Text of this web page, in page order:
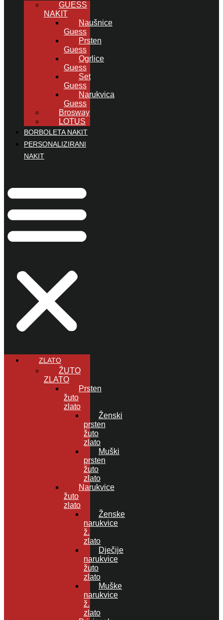
GUESS
NAKIT
Naušnice
Guess
Prsten
Guess
Ogrlice
Guess
Set
Guess
Narukvica
Guess
Brosway
LOTUS
BORBOLETA NAKIT
PERSONALIZIRANI
NAKIT
ZLATO
ŽUTO
ZLATO
Prsten
žuto
zlato
Ženski
prsten
žuto
zlato
Muški
prsten
žuto
zlato
Narukvice
žuto
zlato
Ženske
narukvice
ž.
zlato
Dječije
narukvice
žuto
zlato
Muške
narukvice
ž.
zlato